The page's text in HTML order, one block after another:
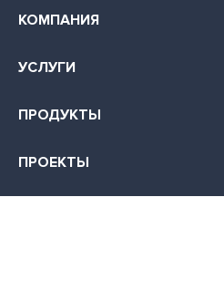
КОМПАНИЯ
УСЛУГИ
ПРОДУКТЫ
ПРОЕКТЫ